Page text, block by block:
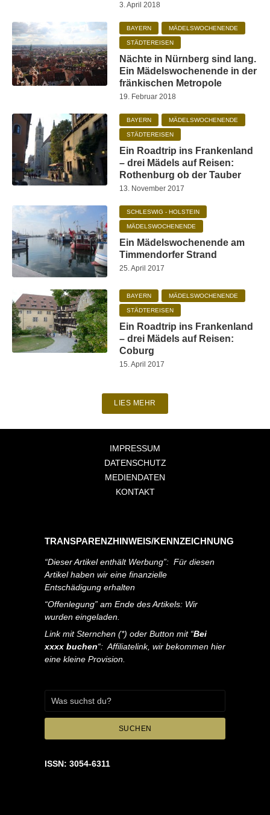
3. April 2018
BAYERN MÄDELSWOCHENENDE
STÄDTEREISEN
Nächte in Nürnberg sind lang.
Ein Mädelswochenende in der
fränkischen Metropole
19. Februar 2018
BAYERN MÄDELSWOCHENENDE
STÄDTEREISEN
Ein Roadtrip ins Frankenland
– drei Mädels auf Reisen:
Rothenburg ob der Tauber
13. November 2017
SCHLESWIG - HOLSTEIN
MÄDELSWOCHENENDE
Ein Mädelswochenende am
Timmendorfer Strand
25. April 2017
BAYERN MÄDELSWOCHENENDE
STÄDTEREISEN
Ein Roadtrip ins Frankenland
– drei Mädels auf Reisen:
Coburg
15. April 2017
LIES MEHR
IMPRESSUM
DATENSCHUTZ
MEDIENDATEN
KONTAKT
TRANSPARENZHINWEIS/KENNZEICHNUNG
“Dieser Artikel enthält Werbung”: Für diesen
Artikel haben wir eine finanzielle
Entschädigung erhalten
“Offenlegung” am Ende des Artikels: Wir
wurden eingeladen.
Link mit Sternchen (*) oder Button mit “Bei
xxxx buchen“: Affiliatelink, wir bekommen hier
eine kleine Provision.
SUCHEN
ISSN: 3054-6311